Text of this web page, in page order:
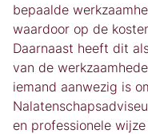
bepaalde
waardoor op de
Daarnaast heeft dit
van de
iemand aanwezig is
en professionele